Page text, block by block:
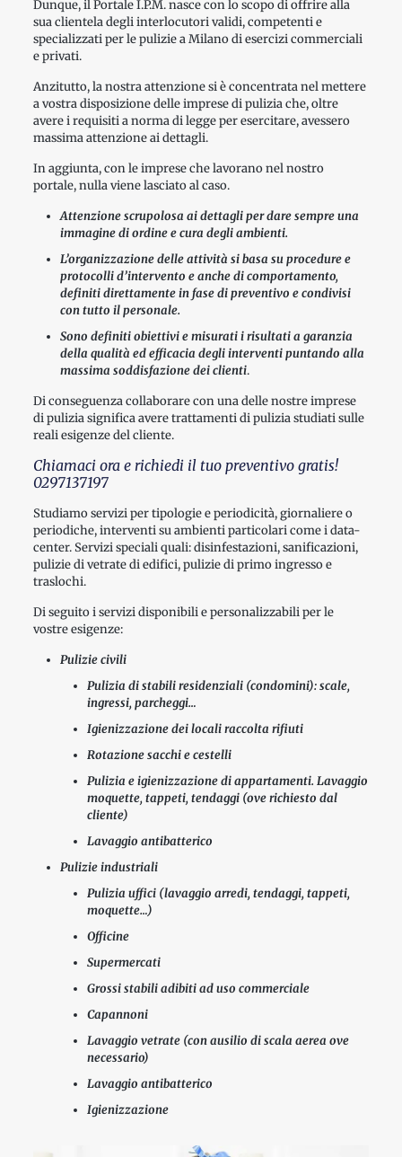
Dunque, il Portale I.P.M. nasce con lo scopo di offrire alla
sua clientela degli interlocutori validi, competenti e
specializzati per le pulizie a Milano di esercizi commerciali
e privati.
Anzitutto, la nostra attenzione si è concentrata nel mettere
a vostra disposizione delle imprese di pulizia che, oltre
avere i requisiti a norma di legge per esercitare, avessero
massima attenzione ai dettagli.
In aggiunta, con le imprese che lavorano nel nostro
portale, nulla viene lasciato al caso.
Attenzione scrupolosa ai dettagli per dare sempre una
immagine di ordine e cura degli ambienti.
L’organizzazione delle attività si basa su procedure e
protocolli d’intervento e anche di comportamento,
definiti direttamente in fase di preventivo e condivisi
con tutto il personale.
Sono definiti obiettivi e misurati i risultati a garanzia
della qualità ed efficacia degli interventi puntando alla
massima soddisfazione dei clienti.
Di conseguenza collaborare con una delle nostre imprese
di pulizia significa avere trattamenti di pulizia studiati sulle
reali esigenze del cliente.
Chiamaci ora e richiedi il tuo preventivo gratis!
0297137197
Studiamo servizi per tipologie e periodicità, giornaliere o
periodiche, interventi su ambienti particolari come i data-
center. Servizi speciali quali: disinfestazioni, sanificazioni,
pulizie di vetrate di edifici, pulizie di primo ingresso e
traslochi.
Di seguito i servizi disponibili e personalizzabili per le
vostre esigenze:
Pulizie civili
Pulizia di stabili residenziali (condomini): scale,
ingressi, parcheggi…
Igienizzazione dei locali raccolta rifiuti
Rotazione sacchi e cestelli
Pulizia e igienizzazione di appartamenti. Lavaggio
moquette, tappeti, tendaggi (ove richiesto dal
cliente)
Lavaggio antibatterico
Pulizie industriali
Pulizia uffici (lavaggio arredi, tendaggi, tappeti,
moquette…)
Officine
Supermercati
Grossi stabili adibiti ad uso commerciale
Capannoni
Lavaggio vetrate (con ausilio di scala aerea ove
necessario)
Lavaggio antibatterico
Igienizzazione